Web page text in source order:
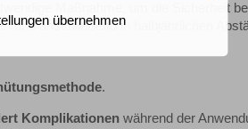
Maßnahme, um die Sicherheit
und anschließend in halbjährlichen
.
Komplikationen während der
übernehmen